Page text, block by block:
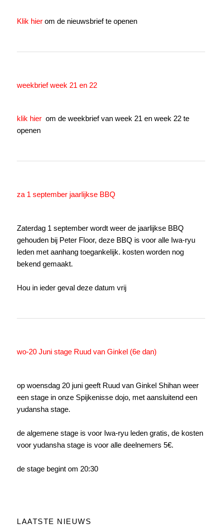
Klik hier om de nieuwsbrief te openen
weekbrief week 21 en 22
klik hier om de weekbrief van week 21 en week 22 te
openen
za 1 september jaarlijkse BBQ
Zaterdag 1 september wordt weer de jaarlijkse BBQ
gehouden bij Peter Floor, deze BBQ is voor alle Iwa-ryu
leden met aanhang toegankelijk. kosten worden nog
bekend gemaakt.
Hou in ieder geval deze datum vrij
wo-20 Juni stage Ruud van Ginkel (6e dan)
op woensdag 20 juni geeft Ruud van Ginkel Shihan weer
een stage in onze Spijkenisse dojo, met aansluitend een
yudansha stage.
de algemene stage is voor Iwa-ryu leden gratis, de kosten
voor yudansha stage is voor alle deelnemers 5€.
de stage begint om 20:30
LAATSTE NIEUWS